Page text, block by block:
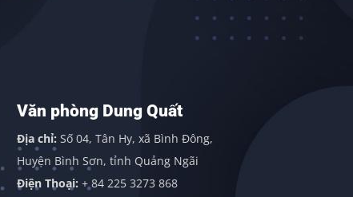
Văn phòng Dung Quất
Địa chỉ:Số 04, Tân Hy, xã Bình Đông,
Huyện Bình Sơn, tỉnh Quảng Ngãi
Điện Thoại:+ 84 225 3273 868